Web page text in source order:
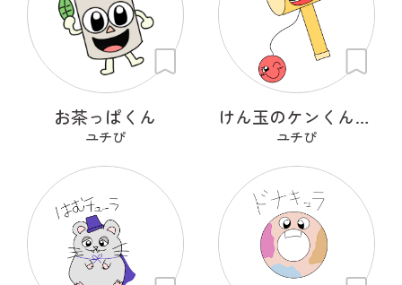
お茶っぱくん
ユチぴ
けん玉のケンくんとタマちゃん
ユチぴ